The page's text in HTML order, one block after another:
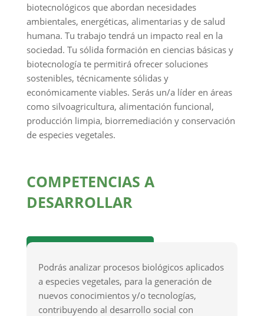
biotecnológicos que abordan necesidades
ambientales, energéticas, alimentarias y de salud
humana. Tu trabajo tendrá un impacto real en la
sociedad. Tu sólida formación en ciencias básicas y
biotecnología te permitirá ofrecer soluciones
sostenibles, técnicamente sólidas y
económicamente viables. Serás un/a líder en áreas
como silvoagricultura, alimentación funcional,
producción limpia, biorremediación y conservación
de especies vegetales.
COMPETENCIAS A
DESARROLLAR
Podrás analizar procesos biológicos aplicados
a especies vegetales, para la generación de
nuevos conocimientos y/o tecnologías,
contribuyendo al desarrollo social con